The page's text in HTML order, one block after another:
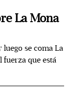
La Mona
se coma La
fuerza que está